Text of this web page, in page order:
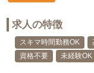
求人の特徴
スキマ時間勤務OK
資格不要
未経験OK